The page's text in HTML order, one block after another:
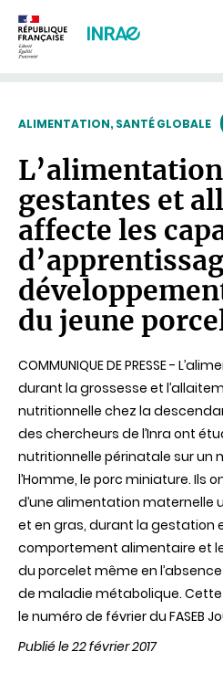
ALIMENTATION, SANTÉ GLOBALE
gestantes et
affecte les
du jeune
COMMUNIQUE DE PRESSE -
durant la grossesse et
nutritionnelle chez la
des chercheurs de l’Inra ont
nutritionnelle périnatale sur un
l’Homme, le porc miniature. Ils
d’une alimentation maternelle
et en gras, durant la gestation
comportement alimentaire et
du porcelet même en
de maladie métabolique.
le numéro de février du FASEB
Publié le 22 février 2017